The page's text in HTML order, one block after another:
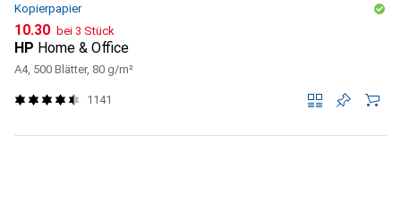
Kopierpapier
CHF
10.30 bei 3 Stück
HP Home & Office
A4, 500 Blätter, 80 g/m²
1141